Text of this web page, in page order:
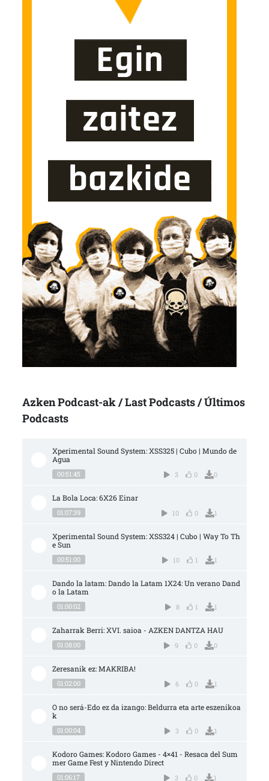
Azken Podcast-ak / Last Podcasts / Últimos
Podcasts
Xperimental Sound System: XSS325 | Cubo | Mundo de
Agua
00:51:45 3 0 0
La Bola Loca: 6X26 Einar
01:07:39 10 0 1
Xperimental Sound System: XSS324 | Cubo | Way To Th
e Sun
00:51:00 10 1 1
Dando la latam: Dando la Latam 1X24: Un verano Dand
o la Latam
01:00:02 8 1 1
Zaharrak Berri: XVI. saioa - AZKEN DANTZA HAU
01:08:00 9 0 0
Zeresanik ez: MAKRIBA!
01:02:00 6 0 1
O no será-Edo ez da izango: Beldurra eta arte eszenikoa
k
01:00:04 3 0 1
Kodoro Games: Kodoro Games - 4×41 - Resaca del Sum
mer Game Fest y Nintendo Direct
01:06:17 3 0 1